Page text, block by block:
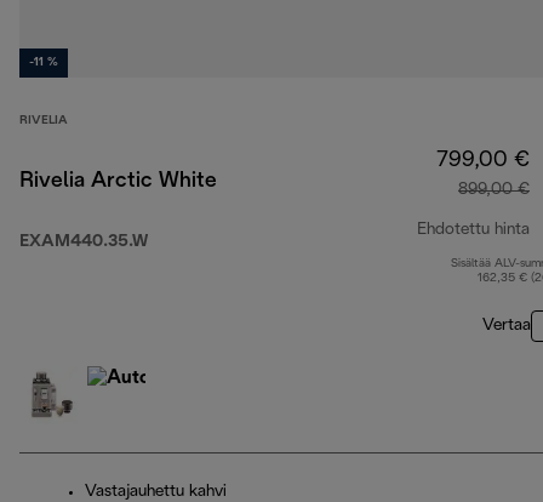
-11 %
RIVELIA
Rivelia Arctic White
EXAM440.35.W
799,00 €
899,00 €
Ehdotettu hinta
Sisältää ALV-
162,35 €
Vertaa
Vastajauhettu kahvi